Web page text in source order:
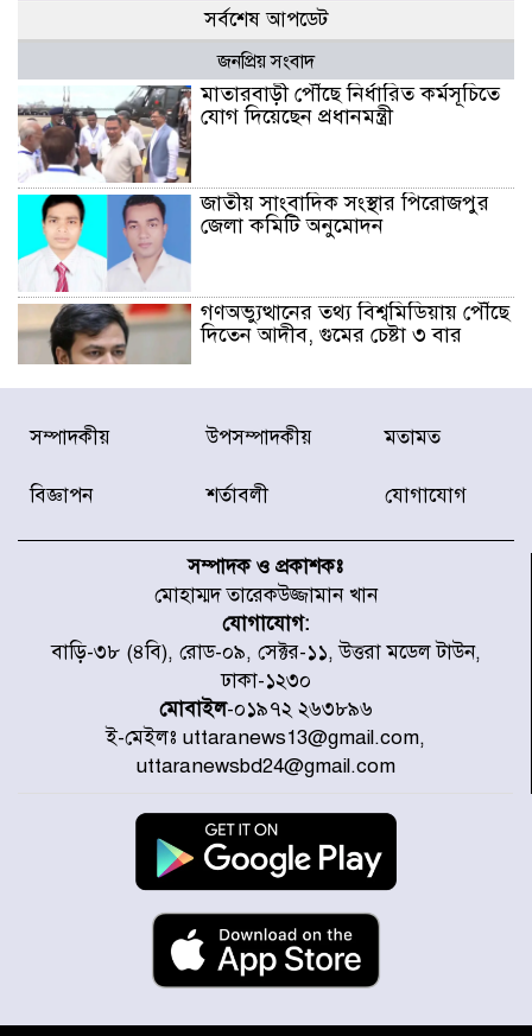
সর্বশেষ আপডেট
জনপ্রিয় সংবাদ
মাতারবাড়ী পৌঁছে নির্ধারিত কর্মসূচিতে
যোগ দিয়েছেন প্রধানমন্ত্রী
জাতীয় সাংবাদিক সংস্থার পিরোজপুর
জেলা কমিটি অনুমোদন
গণঅভ্যুত্থানের তথ্য বিশ্বমিডিয়ায় পৌঁছে
দিতেন আদীব, গুমের চেষ্টা ৩ বার
বাঁশখালীকে বন্যা মুক্ত করার সকল
পদক্ষেপ নেয়া হবে- আসাদুল হাবিব দুলু
চেষ্টা করছে একটি চক্র : প্রধানমন্ত্রী
টাইফুন ‘ডলফিনের’ আঘাতে জাপানে
৫ আহত, চীনে বন্দর বন্ধ
চিকিৎসা খাতে জিডিপির ৫ শতাংশ
বরাদ্দের ঘোষণা স্থানীয় সরকার মন্ত্রীর
জুলাই জাদুঘর ঘুরে দেখলেন এনসিপি
যুক্তরাষ্ট্রে দাবানল নেভাতে গিয়ে
হেলিকপ্টার বিধ্বস্ত, নিহত ১
সম্পাদকীয় উপসম্পাদকীয় মতামত
বিজ্ঞাপন শর্তাবলী যোগাযোগ
সম্পাদক ও প্রকাশকঃ
মোহাম্মদ তারেকউজ্জামান খান
যোগাযোগ:
বাড়ি-৩৮ (৪বি), রোড-০৯, সেক্টর-১১, উত্তরা মডেল টাউন,
ঢাকা-১২৩০
মোবাইল-০১৯৭২ ২৬৩৮৯৬
ই-মেইলঃ uttaranews13@gmail.com,
uttaranewsbd24@gmail.com